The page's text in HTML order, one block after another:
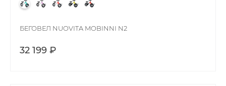
БЕГОВЕЛ NUOVITA MOBINNI N2
32 199 ₽